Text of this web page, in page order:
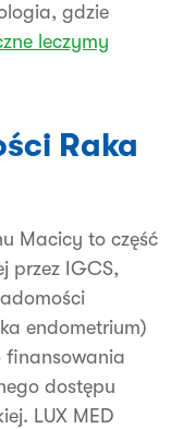
gdzie
leczymy
Raka
Macicy to część
przez IGCS,
endometrium)
finansowania
dostępu
LUX MED